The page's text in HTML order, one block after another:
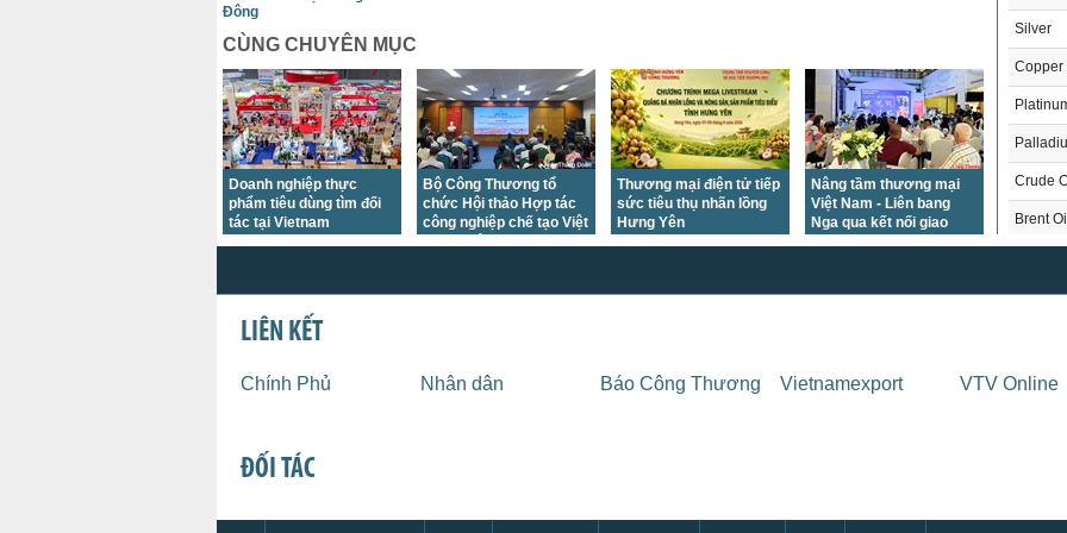
Đông
CÙNG CHUYÊN MỤC
Doanh nghiệp thực
phẩm tiêu dùng tìm đối
tác tại Vietnam
Bộ Công Thương tổ
chức Hội thảo Hợp tác
công nghiệp chế tạo Việt
Thương mại điện tử tiếp
sức tiêu thụ nhãn lồng
Hưng Yên
Nâng tầm thương mại
Việt Nam - Liên bang
Nga qua kết nối giao
Silver
Copper
Crude
Brent
US
THỊ
LIÊN KẾT
Chính Phủ Nhân dân Báo Công Thương Vietnamexport VTV Online
ĐỐI TÁC